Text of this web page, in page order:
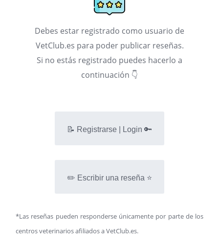
Debes estar registrado como usuario de
VetClub.es para poder publicar reseñas.
Si no estás registrado puedes hacerlo a
continuación 👇
📝 Registrarse | Login 🔑
✏️ Escribir una reseña ⭐
*Las reseñas pueden responderse únicamente por parte de los
centros veterinarios afiliados a VetClub.es.